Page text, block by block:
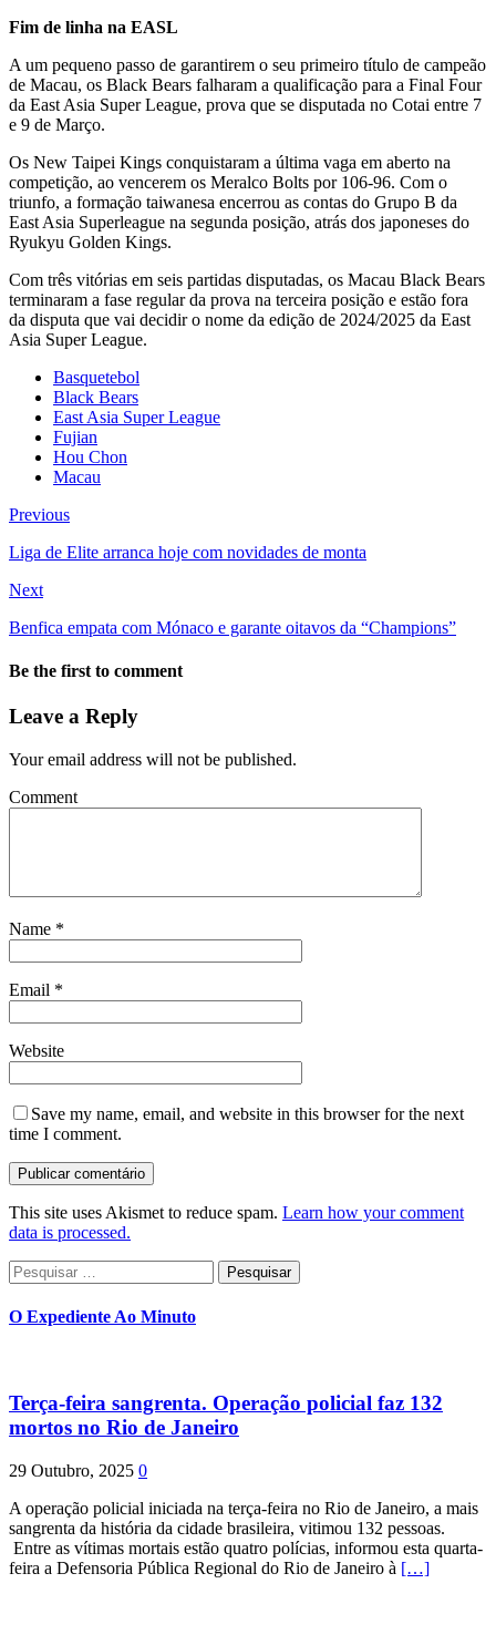
Fim de linha na EASL
A um pequeno passo de garantirem o seu primeiro título de campeão
de Macau, os Black Bears falharam a qualificação para a Final Four
da East Asia Super League, prova que se disputada no Cotai entre 7
e 9 de Março.
Os New Taipei Kings conquistaram a última vaga em aberto na
competição, ao vencerem os Meralco Bolts por 106-96. Com o
triunfo, a formação taiwanesa encerrou as contas do Grupo B da
East Asia Superleague na segunda posição, atrás dos japoneses do
Ryukyu Golden Kings.
Com três vitórias em seis partidas disputadas, os Macau Black Bears
terminaram a fase regular da prova na terceira posição e estão fora
da disputa que vai decidir o nome da edição de 2024/2025 da East
Asia Super League.
Basquetebol
Black Bears
East Asia Super League
Fujian
Hou Chon
Macau
Previous
Liga de Elite arranca hoje com novidades de monta
Next
Benfica empata com Mónaco e garante oitavos da “Champions”
Be the first to comment
Leave a Reply
Your email address will not be published.
Comment
Name *
Email *
Website
Save my name, email, and website in this browser for the next
time I comment.
This site uses Akismet to reduce spam. Learn how your comment
data is processed.
Pesquisar
por:
O Expediente Ao Minuto
Terça-feira sangrenta. Operação policial faz 132
mortos no Rio de Janeiro
29 Outubro, 2025 0
A operação policial iniciada na terça-feira no Rio de Janeiro, a mais
sangrenta da história da cidade brasileira, vitimou 132 pessoas.
Entre as vítimas mortais estão quatro polícias, informou esta quarta-
feira a Defensoria Pública Regional do Rio de Janeiro à […]